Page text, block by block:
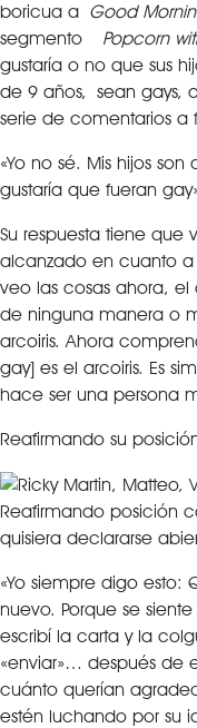
boricua a Good
segmento Popcorn
gustaría o no que sus
de 9 años, sean gays,
serie de comentarios
«Yo no sé. Mis hijos
gustaría que fueran
Su respuesta tiene
alcanzado en cuanto a
veo las cosas ahora,
de ninguna manera o
arcoiris. Ahora
gay] es el arcoiris. Es
hace ser una persona
Reafirmando su
Reafirmando posición
quisiera declararse
«Yo siempre digo esto:
nuevo. Porque se
escribí la carta y la
«enviar»… después de
cuánto querían
estén luchando por su